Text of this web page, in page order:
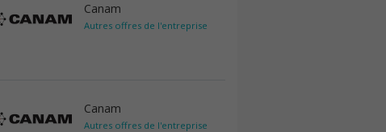
Canam
Autres offres de l'entreprise
Canam
Autres offres de l'entreprise